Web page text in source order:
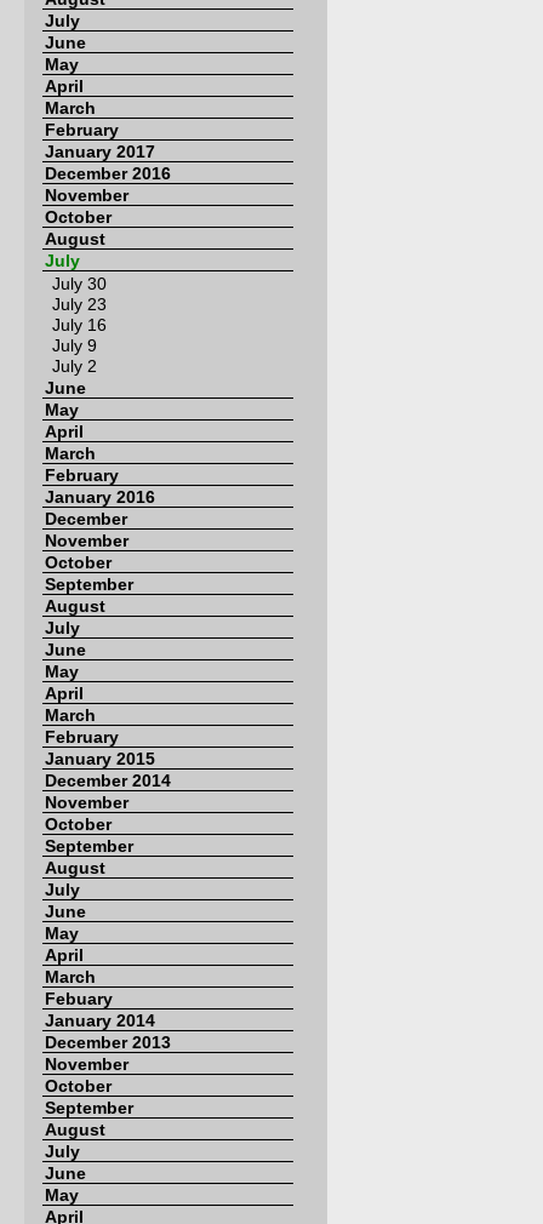
July
June
May
April
March
February
January 2017
December 2016
November
October
August
July
July 30
July 23
July 16
July 9
July 2
June
May
April
March
February
January 2016
December
November
October
September
August
July
June
May
April
March
February
January 2015
December 2014
November
October
September
August
July
June
May
April
March
Febuary
January 2014
December 2013
November
October
September
August
July
June
May
April